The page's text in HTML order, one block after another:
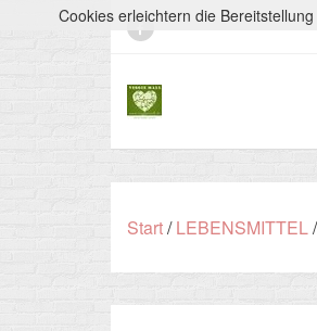
Start/LEBENSMITTEL/
Cookies erleichtern die